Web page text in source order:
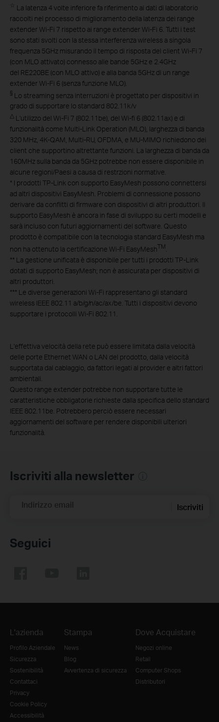
☆ La latenza 4 volte inferiore fa riferimento ai dati di laboratorio
raccolti nel processo di miglioramento della latenza dei range
extender Wi-Fi 7 rispetto ai range extender Wi-Fi 6. Tutti i test
sono stati svolti con la stessa interferenza wireless a singola
frequenza 5GHz misurando il tempo di risposta del client Wi-Fi 7
(con MLO attivato) connesso alle bande 5GHz e 2.4GHz
del RE220BE (con MLO attivo) e alla banda 5GHz di un range
extender Wi-Fi 6 (senza funzione MLO).
§ Lo streaming senza interruzioni è progettato per dispositivi in
grado di supportare lo standard 802.11k/v
△ L'utilizzo del Wi-Fi 7 (802.11be), del Wi-fi 6 (802.11ax) e di
funzionalità come Multi-Link Operation (MLO), larghezza di banda
320 MHz, 4K-QAM, Multi-RU, OFDMA, e MU-MIMO richiedono dei
client che supportino altrettante funzioni. La larghezza di banda da
160MHz sulla banda da 5GHz potrebbe non essere disponibile in
alcune regioni/Paesi a causa di restrzioni normative.
* I prodotti TP-Link con supporto EasyMesh possono connettersi
ad altri dispositivi EasyMesh. Problemi di connessione possono
derivare da conflitti di firmware con dispositivi di altri produttori. Il
supporto EasyMesh è ancora in fase di sviluppo su certi modelli e
sarà incluso con futuri aggiornamenti del software. Questo
prodotto è compatibile con la tecnologia standard EasyMesh ma
non ha ottenuto la certificazione Wi-Fi EasyMeshTM
** La gestione unificata è disponibile per tutti i prodotti TP-Link
dotati di supporto EasyMesh; non è assicurata per dispositivi di
altri produttori.
*** Le diverse generazioni Wi-Fi rappresentano gli standard
wireless IEEE 802.11 a/b/g/n/ac/ax/be. Tutti i dispositivi devono
supportare i protocolli Wi-Fi 802.11.
L'effettiva velocità della rete può essere limitata dalla velocità
delle porte Ethernet WAN o LAN del prodotto, dalla velocità
supportata dal cablaggio, da fattori legati al provider e altri fattori
ambientali.
Questo range extender potrebbe non supportare tutte le
caratteristiche obbligatorie richieste dalla specifica dello standard
IEEE 802.11be. Potrebbero perciò essere necessari
aggiornamenti del software per rendere disponibili ulteriori
funzionalità.
Iscriviti alla newsletter
Indirizzo email Iscriviti
Seguici
L'azienda
Profilo Aziendale
Sicurezza
Sostenibilità
Contattaci
Privacy
Cookie Policy
Accessibilità
Stampa
News
Blog
Avvertenza di sicurezza
Dove Acquistare
Negozi online
Retail
Computer Shops
Distributori